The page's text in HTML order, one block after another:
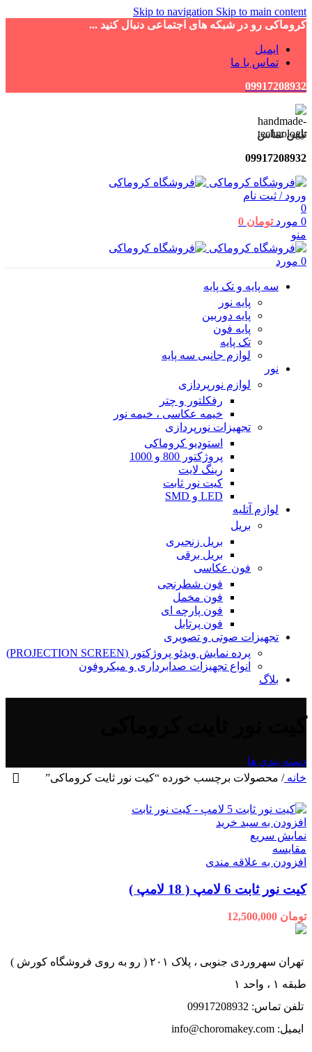
Skip to navigation Skip to main content
کروماکی رو در شبکه های اجتماعی دنبال کنید ...
ایمیل
تماس با ما
09917208932
تلفن تماس
09917208932
ورود / ثبت نام
0
0 مورد تومان
منو
0 مورد
سه پایه و تک پایه
پایه نور
پایه دوربین
پایه فون
تک پایه
لوازم جانبی سه پایه
نور
لوازم نورپردازی
رفکلتور و چتر
خیمه عکاسی ، خیمه نور
تجهیزات نورپردازی
استودیو کروماکی
پروژکتور 800 و 1000
رینگ لایت
کیت نور ثابت
LED و SMD
لوازم آتلیه
بریل
بریل زنجیری
بریل برقی
فون عکاسی
فون شطرنجی
فون مخمل
فون پارچه ای
فون پرتابل
تجهیزات صوتی و تصویری
پرده نمایش ویدئو پروژکتور (PROJECTION SCREEN)
انواع تجهیزات صدابرداری و میکروفون
بلاگ
دسته بندی ها
خانه/ محصولات برچسب خورده “کیت نور ثایت کروماکی”
افزودن به سبد خرید
نمایش سریع
مقايسه
افزودن به علاقه مندی
کیت نور ثابت 6 لامپ ( 18 لامپ )
تومان
تهران سهروردی جنوبی ، پلاک ۲۰۱ ( رو به روی فروشگاه کورش )
طبقه ۱ ، واحد ۱
تلفن تماس: 09917208932
ایمیل: info@choromakey.com